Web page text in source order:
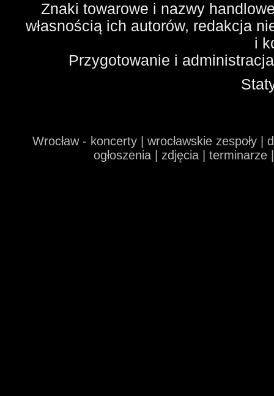
Znaki towarowe i nazwy
własnością ich autorów, redakcja
i
Przygotowanie i
Wrocław - koncerty | wrocławskie zespoły
ogłoszenia | zdjęcia |